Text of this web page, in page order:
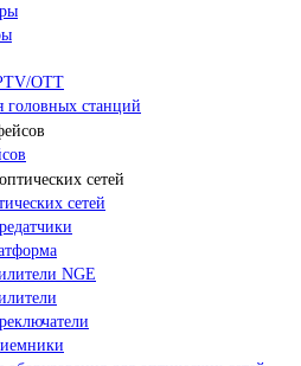
OTT
головных станций
сетей
NGE